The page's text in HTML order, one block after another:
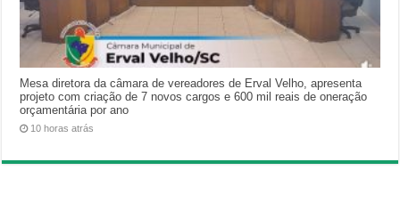
Mesa diretora da câmara de vereadores de Erval Velho, apresenta
projeto com criação de 7 novos cargos e 600 mil reais de oneração
orçamentária por ano
10 horas atrás